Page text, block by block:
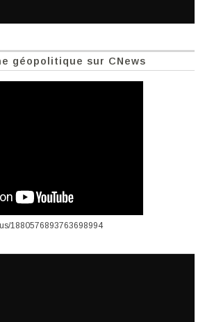
géopolitique sur CNews
1880576893763698994